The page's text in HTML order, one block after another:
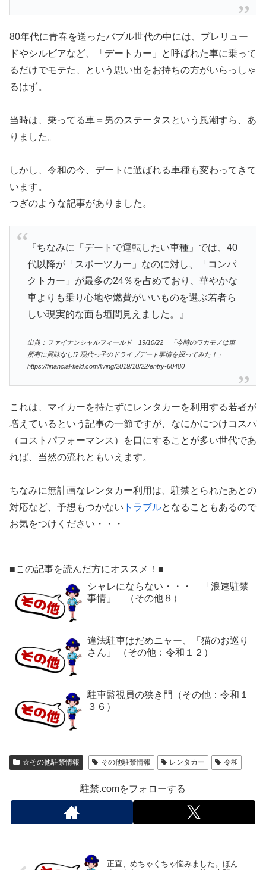
80年代に青春を送ったバブル世代の中には、プレリュー
ドやシルビアなど、「デートカー」と呼ばれた車に乗って
るだけでモテた、という思い出をお持ちの方がいらっしゃ
るはず。
当時は、乗ってる車＝男のステータスという風潮すら、あ
りました。
しかし、令和の今、デートに選ばれる車種も変わってきて
います。
つぎのような記事がありました。
『ちなみに「デートで運転したい車種」では、40
代以降が「スポーツカー」なのに対し、「コンパ
クトカー」が最多の24％を占めており、華やかな
車よりも乗り心地や燃費がいいものを選ぶ若者ら
しい現実的な面も垣間見えました。』
出典：ファイナンシャルフィールド 19/10/22 「今時のワカモノは車
所有に興味なし!? 現代っ子のドライブデート事情を探ってみた！」
https://financial-field.com/living/2019/10/22/entry-60480
これは、マイカーを持たずにレンタカーを利用する若者が
増えているという記事の一節ですが、なにかにつけコスパ
（コストパフォーマンス）を口にすることが多い世代であ
れば、当然の流れともいえます。
ちなみに無計画なレンタカー利用は、駐禁とられたあとの
対応など、予想もつかない トラブルとなることもあるので
お気をつけください・・・
■この記事を読んだ方にオススメ！■
シャレにならない・・・ 「浪速駐禁
事情」 （その他８）
違法駐車はだめニャー、「猫のお巡り
さん」 （その他：令和１２）
駐車監視員の狭き門（その他：令和１
３６）
☆その他駐禁情報 その他駐禁情報 レンタカー 令和
駐禁.comをフォローする
正直、めちゃくちゃ悩みました。ほん